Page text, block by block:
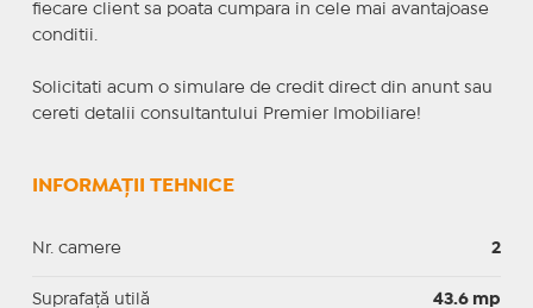
fiecare client sa poata cumpara in cele mai avantajoase
conditii.
Solicitati acum o simulare de credit direct din anunt sau
cereti detalii consultantului Premier Imobiliare!
INFORMAȚII TEHNICE
Nr. camere 2
Suprafaţă utilă 43.6 mp